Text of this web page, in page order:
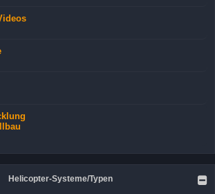
Helicopter-Systeme/Typen